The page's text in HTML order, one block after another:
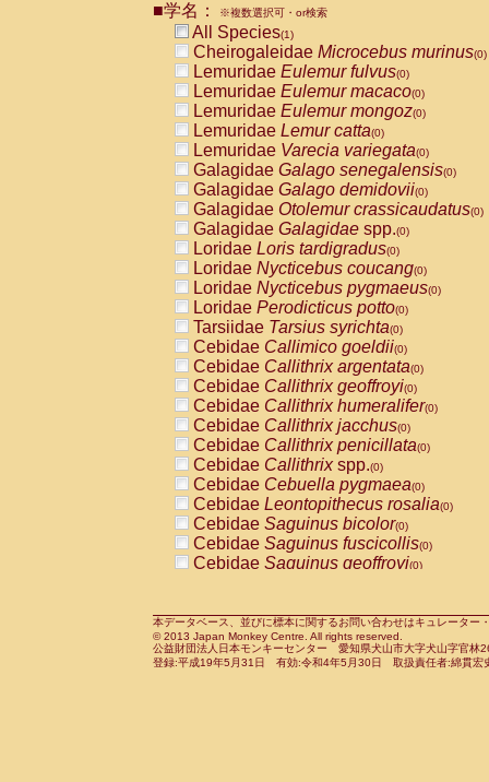
CebidaeCebus nigrivittatus
CebidaeCebus
CebidaeSaimiri boliviensis(0)
CebidaeSaimiri sciureus(0)
AtelidaeAlouatta caraya(0)
AtelidaeAlouatta fusca(0)
AtelidaeAlouatta seniculus
AtelidaeAlouattaspp.(0)
AtelidaeAteles belzebuth(0)
AtelidaeAteles geoffroyi(0)
AtelidaeAteles paniscus(0)
AtelidaeAtelesspp.(0)
Atelidae Lagothrix lagothricha
AtelidaeLagothrix lagothricha cana
PitheciidaeCacajao calvus
PitheciidaeCallicebus cupreus
PitheciidaeCallicebus donacophilus
PitheciidaeCallicebus moloch
PitheciidaeCallicebus torquatus
PitheciidaeCallicebusspp.(0)
PitheciidaeChiropotes satanas(0)
PitheciidaePithecia monachus
PitheciidaePithecia pithecia(0)
CercopithecidaeCercocebus agilis
CercopithecidaeCercocebus
CercopithecidaeCercocebus
CercopithecidaeCercocebus
CercopithecidaeCercocebus
CercopithecidaeCercocebushybrid
CercopithecidaePapio anubis(0)
CercopithecidaePapio cynocephalus
CercopithecidaePapio hamadryas(0)
■学名： ※複数選択可・or検索
All Species(1)
Cheirogaleidae Microcebus murinus(0)
Lemuridae Eulemur fulvus(0)
Lemuridae Eulemur macaco(0)
Lemuridae Eulemur mongoz(0)
Lemuridae Lemur catta(0)
Lemuridae Varecia variegata(0)
Galagidae Galago senegalensis(0)
Galagidae Galago demidovii(0)
Galagidae Otolemur crassicaudatus(0)
Galagidae Galagidae spp.(0)
Loridae Loris tardigradus(0)
Loridae Nycticebus coucang(0)
Loridae Nycticebus pygmaeus(0)
Loridae Perodicticus potto(0)
Tarsiidae Tarsius syrichta(0)
Cebidae Callimico goeldii(0)
Cebidae Callithrix argentata(0)
Cebidae Callithrix geoffroyi(0)
Cebidae Callithrix humeralifer(0)
Cebidae Callithrix jacchus(0)
Cebidae Callithrix penicillata(0)
Cebidae Callithrixspp.(0)
Cebidae Cebuella pygmaea(0)
Cebidae Leontopithecus rosalia(0)
Cebidae Saguinus bicolor(0)
Cebidae Saguinus fuscicollis(0)
Cebidae Saguinus geoffroyi(0)
CebidaeSaguinus leucopus(0)
CebidaeSaguinus midas(0)
Cebidae Saguinus mystax(0)
本データベース、並びに標本に関するお問い合わせはキュレータ
© 2013 Japan Monkey Centre. All rights reserved.
公益財団法人日本モンキーセンター 愛知県犬山市大字犬山字官
登録:平成19年5月31日 有効:令和4年5月30日 取扱責任者:綿貫宏